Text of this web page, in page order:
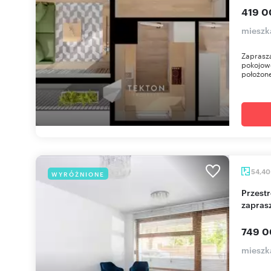
419
WYRÓŻNIONE 54,40
Przestronne 3-pokoje z tarasem w Poznaniu -
749